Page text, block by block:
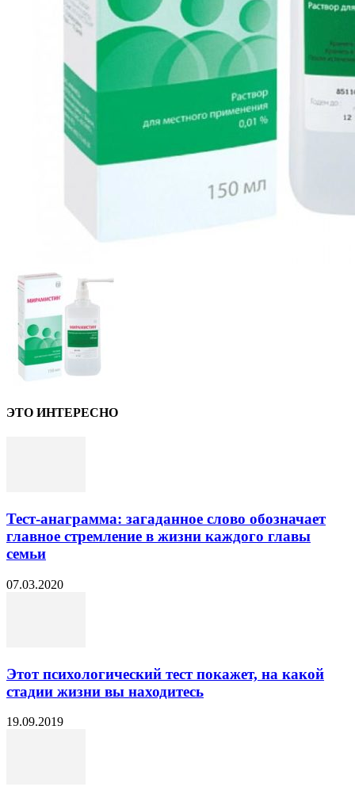
ЭТО ИНТЕРЕСНО
Тест-анаграмма: загаданное слово обозначает
главное стремление в жизни каждого главы
семьи
07.03.2020
Этот психологический тест покажет, на какой
стадии жизни вы находитесь
19.09.2019